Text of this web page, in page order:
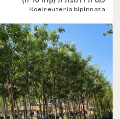
Koelreuteria bipinnata